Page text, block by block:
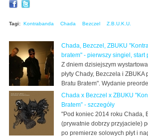
Tagi: Kontrabanda Chada Bezczel Z.B.U.K.U.
Chada, Bezczel, ZBUKU
bratem" - pierwszy singiel, start
Z dniem dzisiejszym
płyty Chady, Bezczela i ZBUKA
Bratu Bratem". Wydanie
Chada x Bezczel x ZBUKU
Bratem” - szczegóły
"Pod koniec 2014 roku Chada,
(prywatnie dobrzy przyjaciele)
po premierze solowych płyt i